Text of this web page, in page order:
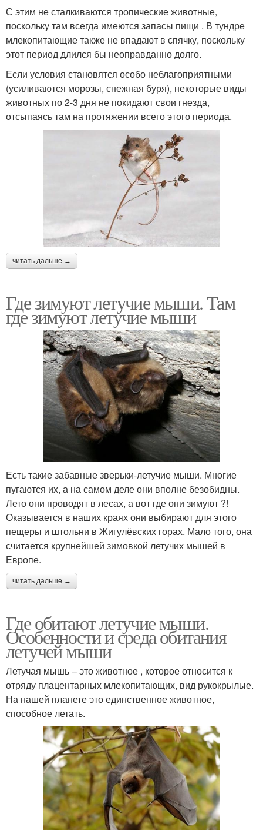
С этим не сталкиваются тропические животные,
поскольку там всегда имеются запасы пищи . В тундре
млекопитающие также не впадают в спячку, поскольку
этот период длился бы неоправданно долго.
Если условия становятся особо неблагоприятными
(усиливаются морозы, снежная буря), некоторые виды
животных по 2-3 дня не покидают свои гнезда,
отсыпаясь там на протяжении всего этого периода.
читать дальше →
Где зимуют летучие мыши. Там
где зимуют летучие мыши
Есть такие забавные зверьки-летучие мыши. Многие
пугаются их, а на самом деле они вполне безобидны.
Лето они проводят в лесах, а вот где они зимуют ?!
Оказывается в наших краях они выбирают для этого
пещеры и штольни в Жигулёвских горах. Мало того, она
считается крупнейшей зимовкой летучих мышей в
Европе.
читать дальше →
Где обитают летучие мыши.
Особенности и среда обитания
летучей мыши
Летучая мышь – это животное , которое относится к
отряду плацентарных млекопитающих, вид рукокрылые.
На нашей планете это единственное животное,
способное летать.